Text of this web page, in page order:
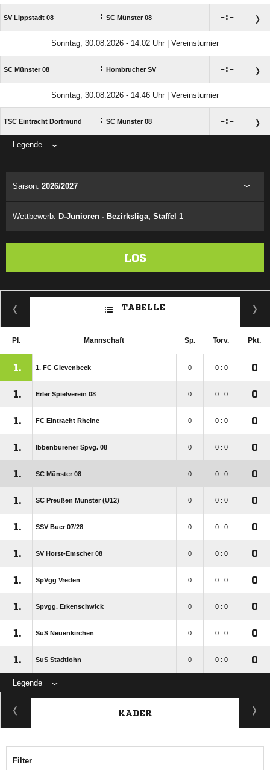
SV Lippstadt 08 : SC Münster 08 :
Sonntag, 30.08.2026 - 14:02 Uhr | Vereinsturnier
SC Münster 08 : Hombrucher SV :
Sonntag, 30.08.2026 - 14:46 Uhr | Vereinsturnier
TSC Eintracht Dortmund : SC Münster 08 :
Legende
Saison: 2026/2027
Wettbewerb: D-Junioren - Bezirksliga, Staffel 1
LOS
TABELLE
Pl. Mannschaft Sp. Torv. Pkt.
1. 1. FC Gievenbeck 0 0 : 0 0
1. Erler Spielverein 08 0 0 : 0 0
1. FC Eintracht Rheine 0 0 : 0 0
1. Ibbenbürener Spvg. 08 0 0 : 0 0
1. SC Münster 08 0 0 : 0 0
1. SC Preußen Münster (U12) 0 0 : 0 0
1. SSV Buer 07/​28 0 0 : 0 0
1. SV Horst-Emscher 08 0 0 : 0 0
1. SpVgg Vreden 0 0 : 0 0
1. Spvgg. Erkenschwick 0 0 : 0 0
1. SuS Neuenkirchen 0 0 : 0 0
1. SuS Stadtlohn 0 0 : 0 0
Legende
KADER
Filter